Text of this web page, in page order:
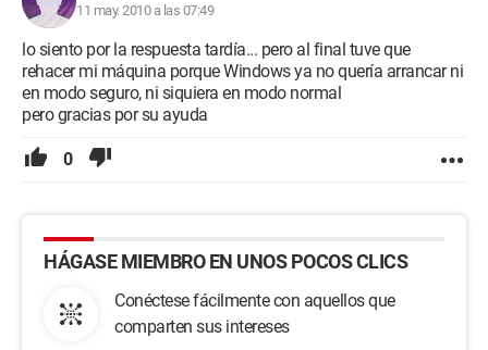
11 may. 2010 a las 07:49
lo siento por la respuesta tardía... pero al final tuve que
rehacer mi máquina porque Windows ya no quería arrancar ni
en modo seguro, ni siquiera en modo normal
pero gracias por su ayuda
0
HÁGASE MIEMBRO EN UNOS POCOS CLICS
Conéctese fácilmente con aquellos que
comparten sus intereses